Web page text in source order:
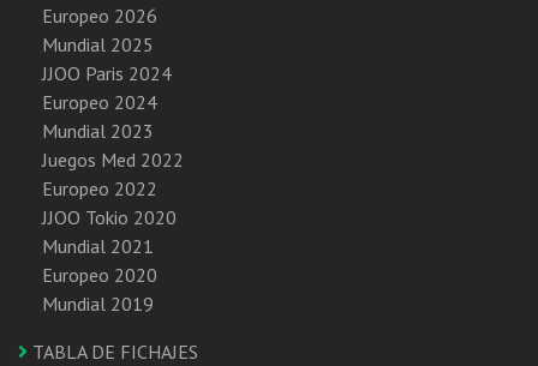
Europeo 2026
Mundial 2025
JJOO Paris 2024
Europeo 2024
Mundial 2023
Juegos Med 2022
Europeo 2022
JJOO Tokio 2020
Mundial 2021
Europeo 2020
Mundial 2019
TABLA DE FICHAJES